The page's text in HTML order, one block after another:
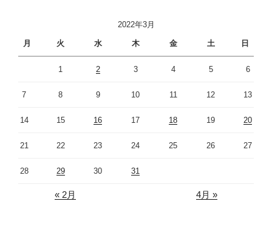
2022年3月
月 火 水 木 金 土 日
1 2 3 4 5 6
7 8 9 10 11 12 13
14 15 16 17 18 19 20
21 22 23 24 25 26 27
28 29 30 31
« 2月 4月 »